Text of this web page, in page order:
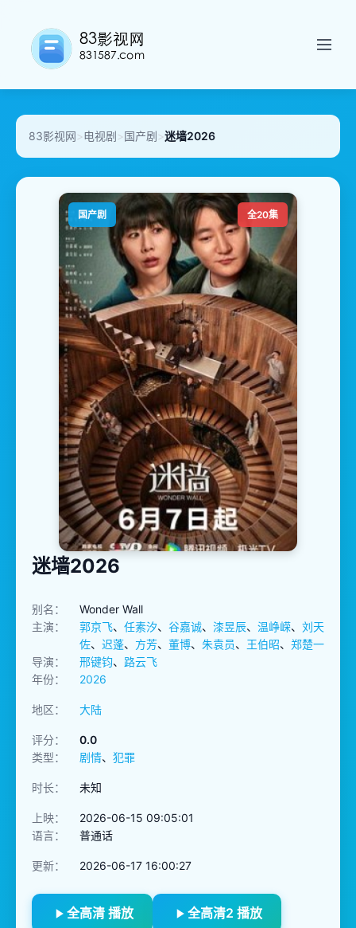
83影视网>电视剧>国产剧>迷墙2026
国产剧 全20集
迷墙2026
别名：
Wonder Wall
主演：
郭京飞、 任素汐、 谷嘉诚、 漆昱辰、 温峥嵘、 刘天
佐、 迟蓬、 方芳、 董博、 朱袁员、 王伯昭、 郑楚一
导演：
邢键钧、 路云飞
年份：
2026
地区： 大陆
评分：
0.0
类型：
剧情、 犯罪
时长： 未知
上映：
2026-06-15 09:05:01
语言：
普通话
更新： 2026-06-17 16:00:27
全高清 播放 全高清2 播放